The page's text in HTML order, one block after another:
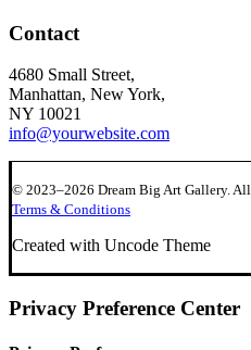
Contact
4680 Small Street,
Manhattan, New York,
NY 10021
info@yourwebsite.com
© 2023–2026 Dream Big Art Gallery. All
Terms & Conditions
Created with Uncode Theme
Privacy Preference Center